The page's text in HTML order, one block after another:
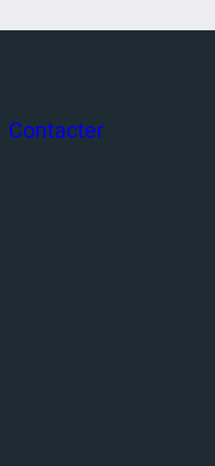
Contacter